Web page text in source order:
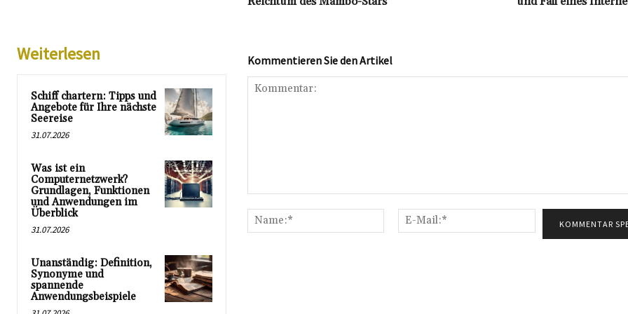
Weiterlesen
Schiff chartern: Tipps und
Angebote für Ihre nächste
Seereise
31.07.2026
Was ist ein
Computernetzwerk?
Grundlagen, Funktionen
und Anwendungen im
Überblick
31.07.2026
Unanständig: Definition,
Synonyme und
spannende
Anwendungsbeispiele
Kommentieren Sie den Artikel
Name:*
Mail:*